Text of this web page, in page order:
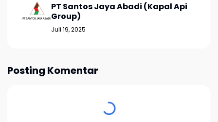
PT Santos Jaya Abadi (Kapal Api
Group)
Juli 19, 2025
Posting Komentar